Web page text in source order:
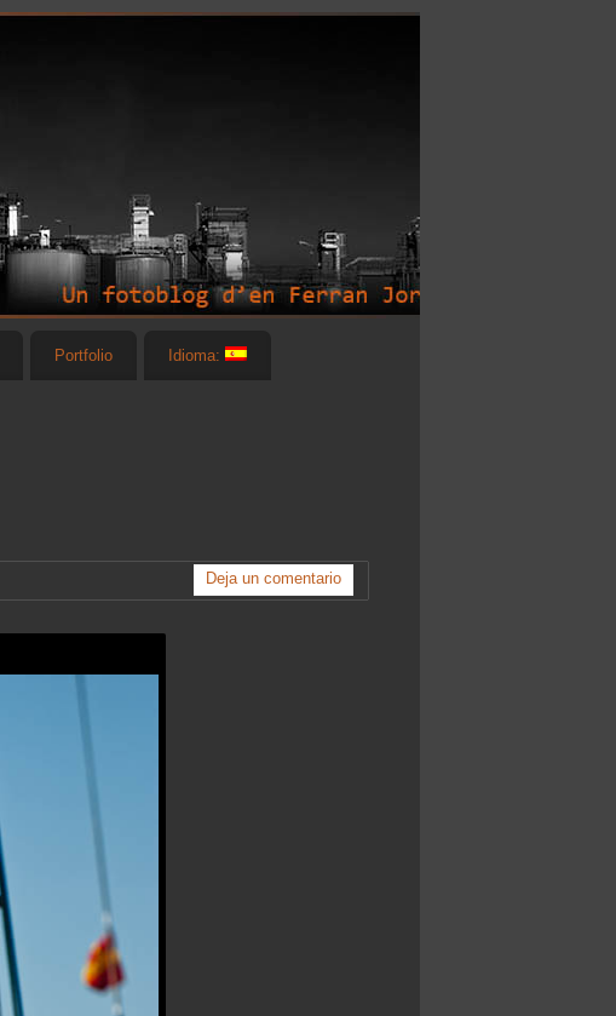
Portfolio Idioma:
Deja un comentario